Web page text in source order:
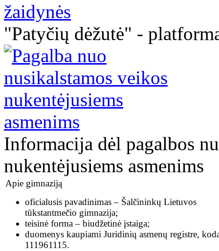
"Patyčių dėžutė" -
Informacija dėl pagalbos
nukentėjusiems asmenims
Apie gimnaziją
oficialusis pavadinimas – Šalčininkų Lietuvos
tūkstantmečio gimnazija;
teisinė forma – biudžetinė įstaiga;
duomenys kaupiami Juridinių asmenų registre,
111961115.